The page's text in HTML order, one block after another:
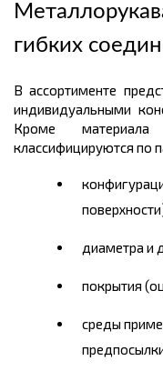
гибких
В ассортименте
индивидуальными
Кроме
классифицируются по
диаметра и
покрытия
среды